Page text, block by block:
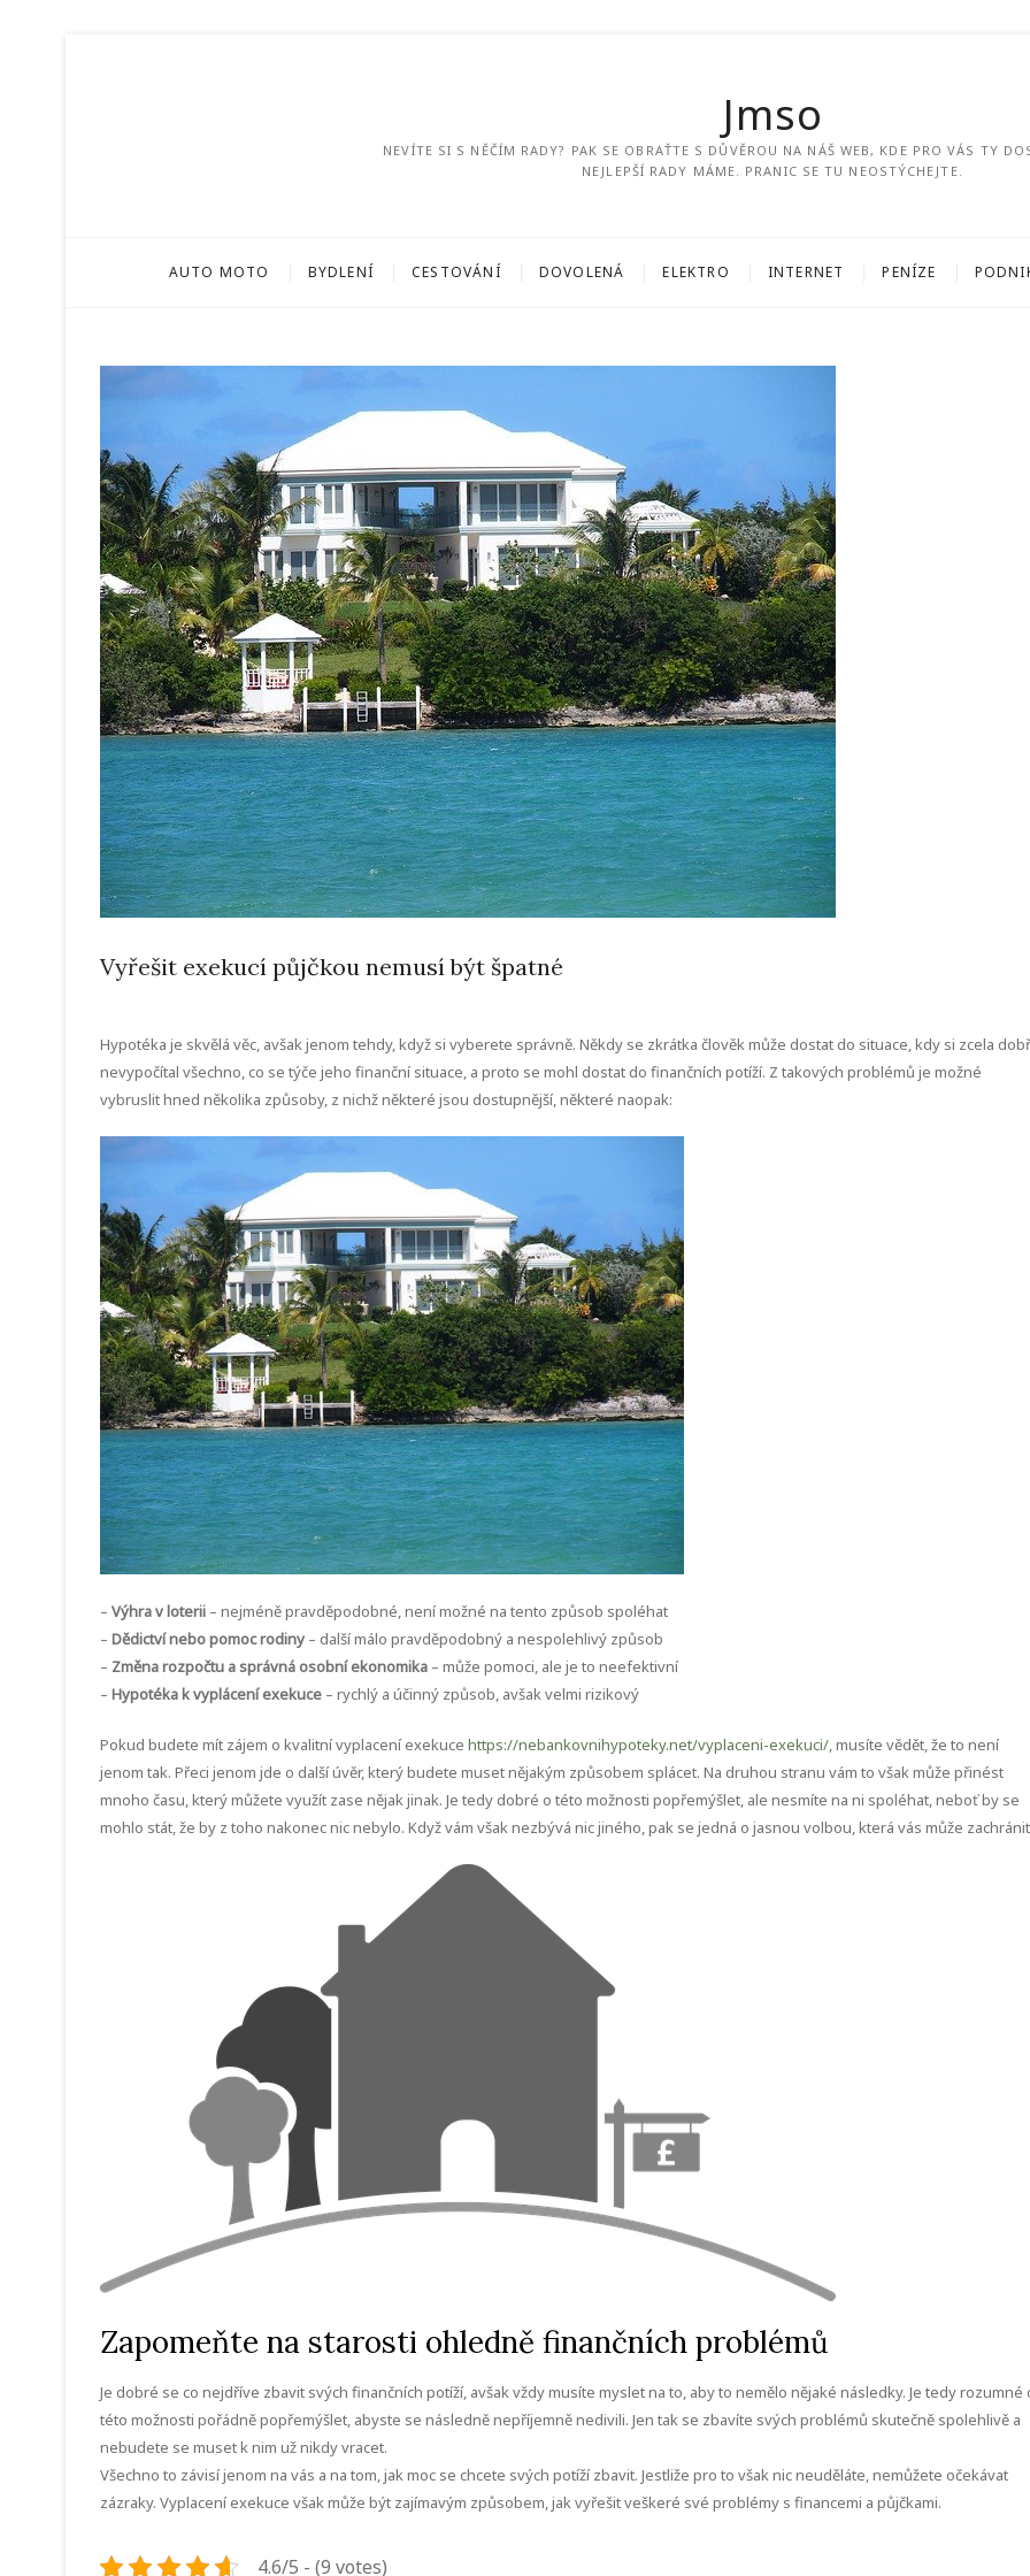
Jmso
NEVÍTE SI S NĚČÍM RADY? PAK SE OBRAŤTE S DŮVĚROU NA NÁŠ WEB, KDE PRO VÁS TY
NEJLEPŠÍ RADY MÁME. PRANIC SE TU NEOSTÝCHEJTE.
AUTO MOTO BYDLENÍ CESTOVÁNÍ DOVOLENÁ ELEKTRO INTERNET PENÍZE
Vyřešit exekucí půjčkou nemusí být špatné
Hypotéka je skvělá věc, avšak jenom tehdy, když si vyberete správně. Někdy se zkrátka člověk může dostat do situace, kdy si zcela
nevypočítal všechno, co se týče jeho finanční situace, a proto se mohl dostat do finančních potíží. Z takových problémů je možné
vybruslit hned několika způsoby, z nichž některé jsou dostupnější, některé naopak:
– Výhra v loterii – nejméně pravděpodobné, není možné na tento způsob spoléhat
– Dědictví nebo pomoc rodiny – další málo pravděpodobný a nespolehlivý způsob
– Změna rozpočtu a správná osobní ekonomika – může pomoci, ale je to neefektivní
– Hypotéka k vyplácení exekuce – rychlý a účinný způsob, avšak velmi rizikový
Pokud budete mít zájem o kvalitní vyplacení exekuce https://nebankovnihypoteky.net/vyplaceni-exekuci/, musíte vědět, že to není
jenom tak. Přeci jenom jde o další úvěr, který budete muset nějakým způsobem splácet. Na druhou stranu vám to však může přinést
mnoho času, který můžete využít zase nějak jinak. Je tedy dobré o této možnosti popřemýšlet, ale nesmíte na ni spoléhat, neboť by se
mohlo stát, že by z toho nakonec nic nebylo. Když vám však nezbývá nic jiného, pak se jedná o jasnou volbou, která vás může
Zapomeňte na starosti ohledně finančních problémů
Je dobré se co nejdříve zbavit svých finančních potíží, avšak vždy musíte myslet na to, aby to nemělo nějaké následky. Je tedy rozumné
této možnosti pořádně popřemýšlet, abyste se následně nepříjemně nedivili. Jen tak se zbavíte svých problémů skutečně spolehlivě a
nebudete se muset k nim už nikdy vracet.
Všechno to závisí jenom na vás a na tom, jak moc se chcete svých potíží zbavit. Jestliže pro to však nic neuděláte, nemůžete očekávat
zázraky. Vyplacení exekuce však může být zajímavým způsobem, jak vyřešit veškeré své problémy s financemi a půjčkami.
4.6/5 - (9 votes)